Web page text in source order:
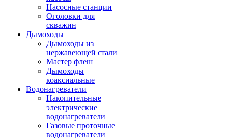
Насосные станции
Оголовки для
скважин
Дымоходы
Дымоходы из
нержавеющей стали
Мастер флеш
Дымоходы
коаксиальные
Водонагреватели
Накопительные
электрические
водонагреватели
Газовые проточные
водонагреватели